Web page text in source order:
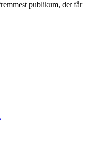
publikum, der får